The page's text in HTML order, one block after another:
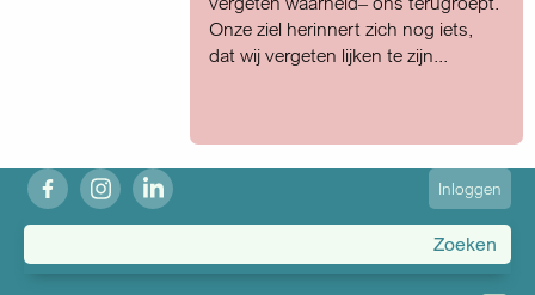
Onze ziel herinnert zich nog iets,
dat wij vergeten lijken te zijn...
fb ig in
User
account
menu
Inloggen